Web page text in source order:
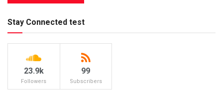
Stay Connected test
23.9k
Followers
99
Subscribers